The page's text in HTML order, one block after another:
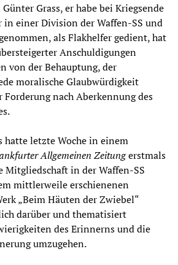
Grass, er habe bei Kriegsende
in einer Division der Waffen-SS und
als Flakhelfer gedient, hat
Anschuldigungen
von der Behauptung, der
moralische Glaubwürdigkeit
nach Aberkennung des
hatte letzte Woche in einem
Allgemeinen Zeitungerstmals
Mitgliedschaft in der Waffen-SS
mittlerweile erschienenen
„Beim Häuten der Zwiebel“
darüber und thematisiert
des Erinnerns und die
umzugehen.